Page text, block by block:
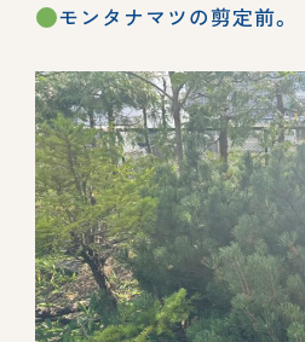
モンタナマツの剪定前。